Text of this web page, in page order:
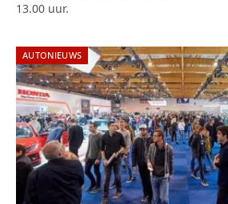
13.00 uur.
AUTONIEUWS